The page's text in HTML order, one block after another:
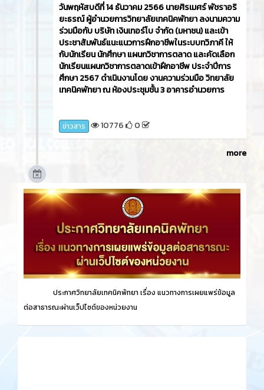
วันพฤหัสบดีที่ 14 ธันวาคม 2566​ นายศิรเมศร์ พัชราอริ
ยะธรณ์ ผู้อำนวยการวิทยาลัยเทคนิคพัทยา ลงนามความ
ร่วมมือกับ บริษัท เงินเทอร์โบ จำกัด (มหาชน) และเข้า
ประชาสัมพันธ์แนะแนวการฝึกอาชีพในระบบทวิภาคี ให้
กับนักเรียน นักศึกษา แผนกวิชาการตลาด และคัดเลือก
นักเรียนแผนกวิชาการตลาดเข้าฝึกอาชีพ ประจำปีการ
ศึกษา 2567 ดำเนินงานโดย งานความร่วมมือ วิทยาลัย
เทคนิคพัทยา ณ ห้องประชุมชั้น 3 อาคารอำนวยการ
ข่าวสาร 10776 0
more
ประกาศวิทยาลัยเทคนิคพัทยา เรื่อง แนวทางการเผยแพร่ข้อมูล
ต่อสาธารณะผ่านเว็ปไซต์ของหน่วยงาน